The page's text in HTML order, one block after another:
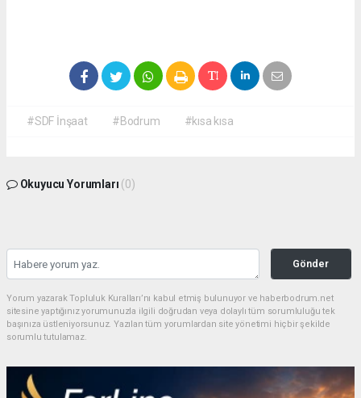
#SDF İnşaat #Bodrum #kısa kısa
Okuyucu Yorumları (0)
Gönder
Yorum yazarak Topluluk Kuralları’nı kabul etmiş bulunuyor ve haberbodrum.net
sitesine yaptığınız yorumunuzla ilgili doğrudan veya dolaylı tüm sorumluluğu tek
başınıza üstleniyorsunuz. Yazılan tüm yorumlardan site yönetimi hiçbir şekilde
sorumlu tutulamaz.